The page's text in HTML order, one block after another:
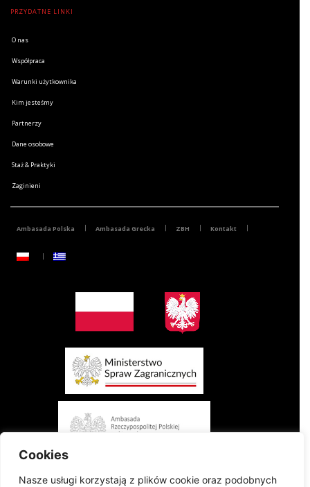
Cookies
Nasze usługi korzystają z plików cookie oraz podobnych
PRZYDATNE LINKI
O nas
Współpraca
Warunki użytkownika
Kim jesteśmy
Partnerzy
Dane osobowe
Staż & Praktyki
Zaginieni
Ambasada Polska Ambasada Grecka ZBH Kontakt